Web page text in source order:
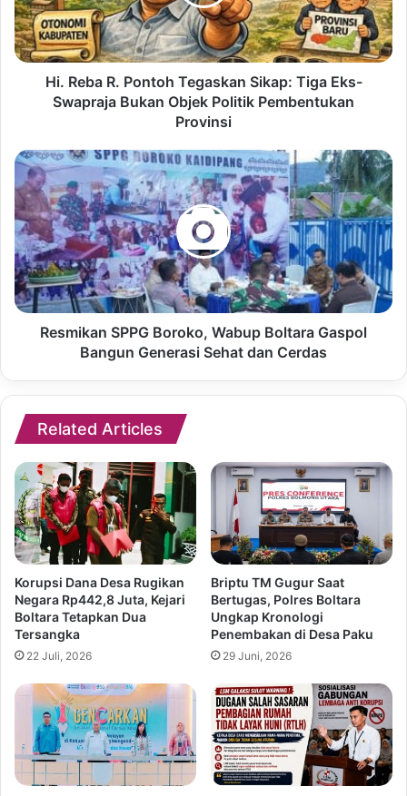
Hi. Reba R. Pontoh Tegaskan Sikap: Tiga Eks-
Swapraja Bukan Objek Politik Pembentukan
Provinsi
Resmikan SPPG Boroko, Wabup Boltara Gaspol
Bangun Generasi Sehat dan Cerdas
Related Articles
Korupsi Dana Desa Rugikan
Negara Rp442,8 Juta, Kejari
Boltara Tetapkan Dua
Tersangka
22 Juli, 2026
Briptu TM Gugur Saat
Bertugas, Polres Boltara
Ungkap Kronologi
Penembakan di Desa Paku
29 Juni, 2026